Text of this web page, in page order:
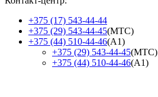
+375 (17) 543-44-44
+375 (29) 543-44-45(МТС)
+375 (44) 510-44-46(А1)
+375 (29) 543-44-45(МТС)
+375 (44) 510-44-46(А1)